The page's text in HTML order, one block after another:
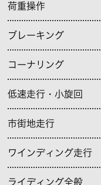
荷重操作
ブレーキング
コーナリング
低速走行・小旋回
市街地走行
ワインディング走行
ライディング全般